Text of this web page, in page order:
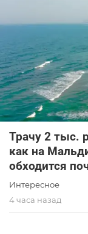
Трачу 2 тыс.
как на
обходится
Интересное
4 часа назад